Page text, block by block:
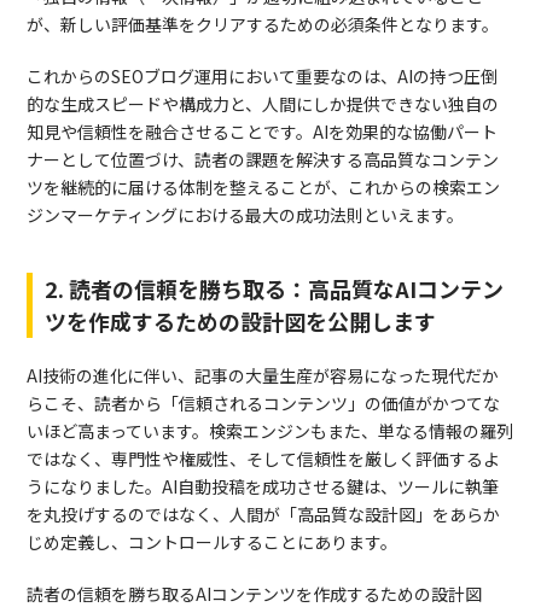
が、新しい評価基準をクリアするための必須条件となります。
これからのSEOブログ運用において重要なのは、AIの持つ圧倒
的な生成スピードや構成力と、人間にしか提供できない独自の
知見や信頼性を融合させることです。AIを効果的な協働パート
ナーとして位置づけ、読者の課題を解決する高品質なコンテン
ツを継続的に届ける体制を整えることが、これからの検索エン
ジンマーケティングにおける最大の成功法則といえます。
2. 読者の信頼を勝ち取る：高品質なAIコンテン
ツを作成するための設計図を公開します
AI技術の進化に伴い、記事の大量生産が容易になった現代だか
らこそ、読者から「信頼されるコンテンツ」の価値がかつてな
いほど高まっています。検索エンジンもまた、単なる情報の羅列
ではなく、専門性や権威性、そして信頼性を厳しく評価するよ
うになりました。AI自動投稿を成功させる鍵は、ツールに執筆
を丸投げするのではなく、人間が「高品質な設計図」をあらか
じめ定義し、コントロールすることにあります。
読者の信頼を勝ち取るAIコンテンツを作成するための設計図